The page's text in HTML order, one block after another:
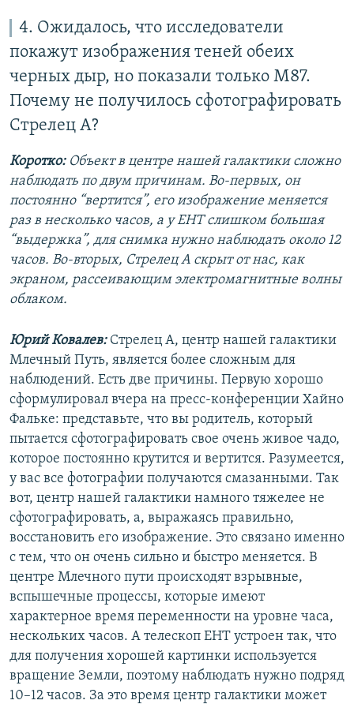
4. Ожидалось, что исследователи
покажут изображения теней обеих
черных дыр, но показали только M87.
Почему не получилось сфотографировать
Стрелец А?
Коротко:Объект в центре нашей галактики сложно
наблюдать по двум причинам. Во-первых, он
постоянно “вертится”, его изображение меняется
раз в несколько часов, а у EHT слишком большая
“выдержка”, для снимка нужно наблюдать около 12
часов. Во-вторых, Стрелец А скрыт от нас, как
экраном, рассеивающим электромагнитные волны
облаком.
Юрий Ковалев:Стрелец А, центр нашей галактики
Млечный Путь, является более сложным для
наблюдений. Есть две причины. Первую хорошо
сформулировал вчера на пресс-конференции Хайно
Фальке: представьте, что вы родитель, который
пытается сфотографировать свое очень живое чадо,
которое постоянно крутится и вертится. Разумеется,
у вас все фотографии получаются смазанными. Так
вот, центр нашей галактики намного тяжелее не
сфотографировать, а, выражаясь правильно,
восстановить его изображение. Это связано именно
с тем, что он очень сильно и быстро меняется. В
центре Млечного пути происходят взрывные,
вспышечные процессы, которые имеют
характерное время переменности на уровне часа,
нескольких часов. А телескоп EHT устроен так, что
для получения хорошей картинки используется
вращение Земли, поэтому наблюдать нужно подряд
10–12 часов. За это время центр галактики может